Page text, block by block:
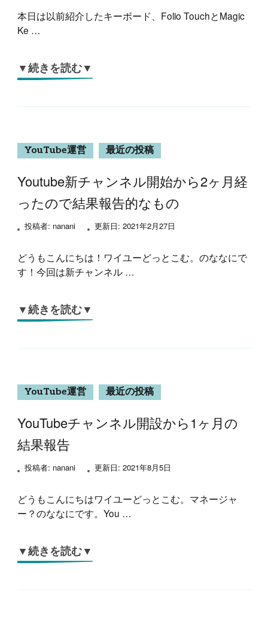
本日は以前紹介したキーボード、Folio TouchとMagic
Ke …
▼続きを読む▼
YouTube運営 最近の投稿
Youtube新チャンネル開始から2ヶ月経
ったので結果報告的なもの
投稿者: nanani 更新日: 2021年2月27日
どうもこんにちは！ワイユーどっとこむ。のななにで
す！今回は新チャンネル …
▼続きを読む▼
YouTube運営 最近の投稿
YouTubeチャンネル開設から1ヶ月の
結果報告
投稿者: nanani 更新日: 2021年8月5日
どうもこんにちはワイユーどっとこむ。マネージャ
ー？のななにです。You …
▼続きを読む▼